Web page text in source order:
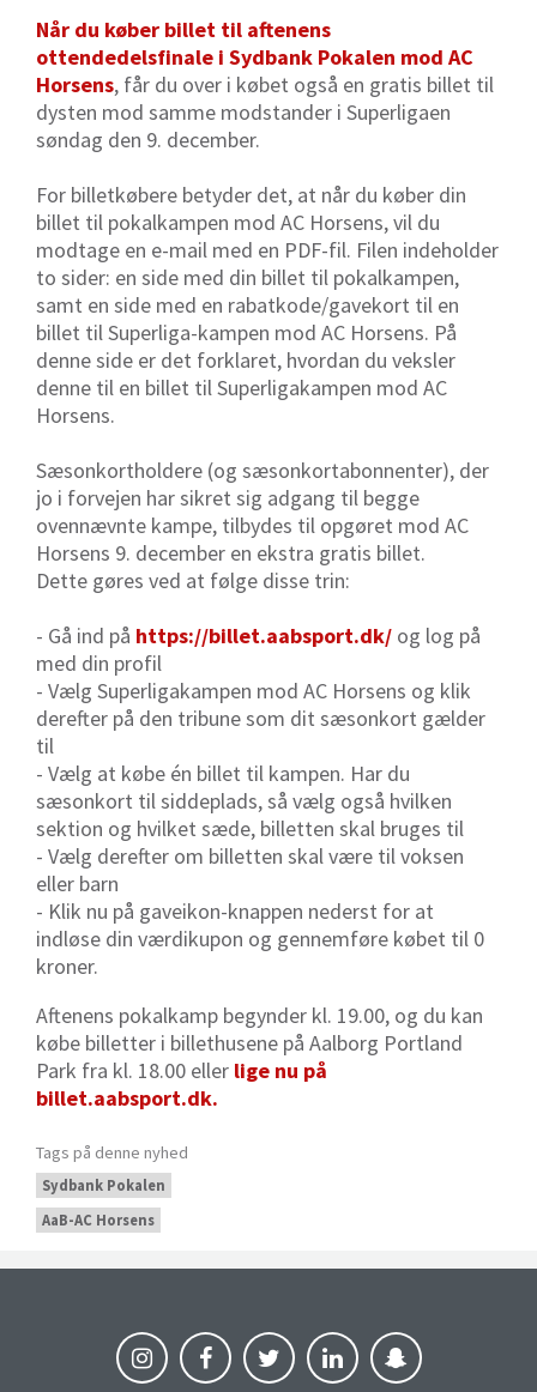
Når du køber billet til aftenens
ottendedelsfinale i Sydbank Pokalen mod AC
Horsens, får du over i købet også en gratis billet til
dysten mod samme modstander i Superligaen
søndag den 9. december.
For billetkøbere betyder det, at når du køber din
billet til pokalkampen mod AC Horsens, vil du
modtage en e-mail med en PDF-fil. Filen indeholder
to sider: en side med din billet til pokalkampen,
samt en side med en rabatkode/gavekort til en
billet til Superliga-kampen mod AC Horsens. På
denne side er det forklaret, hvordan du veksler
denne til en billet til Superligakampen mod AC
Horsens.
Sæsonkortholdere (og sæsonkortabonnenter), der
jo i forvejen har sikret sig adgang til begge
ovennævnte kampe, tilbydes til opgøret mod AC
Horsens 9. december en ekstra gratis billet.
Dette gøres ved at følge disse trin:
- Gå ind på https://billet.aabsport.dk/ og log på
med din profil
- Vælg Superligakampen mod AC Horsens og klik
derefter på den tribune som dit sæsonkort gælder
til
- Vælg at købe én billet til kampen. Har du
sæsonkort til siddeplads, så vælg også hvilken
sektion og hvilket sæde, billetten skal bruges til
- Vælg derefter om billetten skal være til voksen
eller barn
- Klik nu på gaveikon-knappen nederst for at
indløse din værdikupon og gennemføre købet til 0
kroner.
Aftenens pokalkamp begynder kl. 19.00, og du kan
købe billetter i billethusene på Aalborg Portland
Park fra kl. 18.00 eller lige nu på
billet.aabsport.dk.
Tags på denne nyhed
Sydbank Pokalen
AaB-AC Horsens